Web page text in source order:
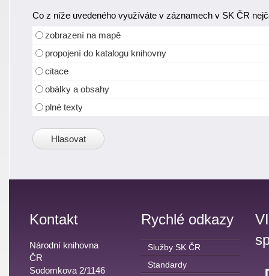
Co z níže uvedeného využíváte v záznamech v SK ČR
zobrazení na mapě
propojení do katalogu knihovny
citace
obálky a obsahy
plné texty
Kontakt
Národní knihovna
ČR
Sodomkova 2/1146
Rychlé odkazy
Služby SK ČR
Standardy